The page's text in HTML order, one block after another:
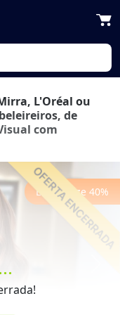
L'Oréal ou
de
com
Economize 40%